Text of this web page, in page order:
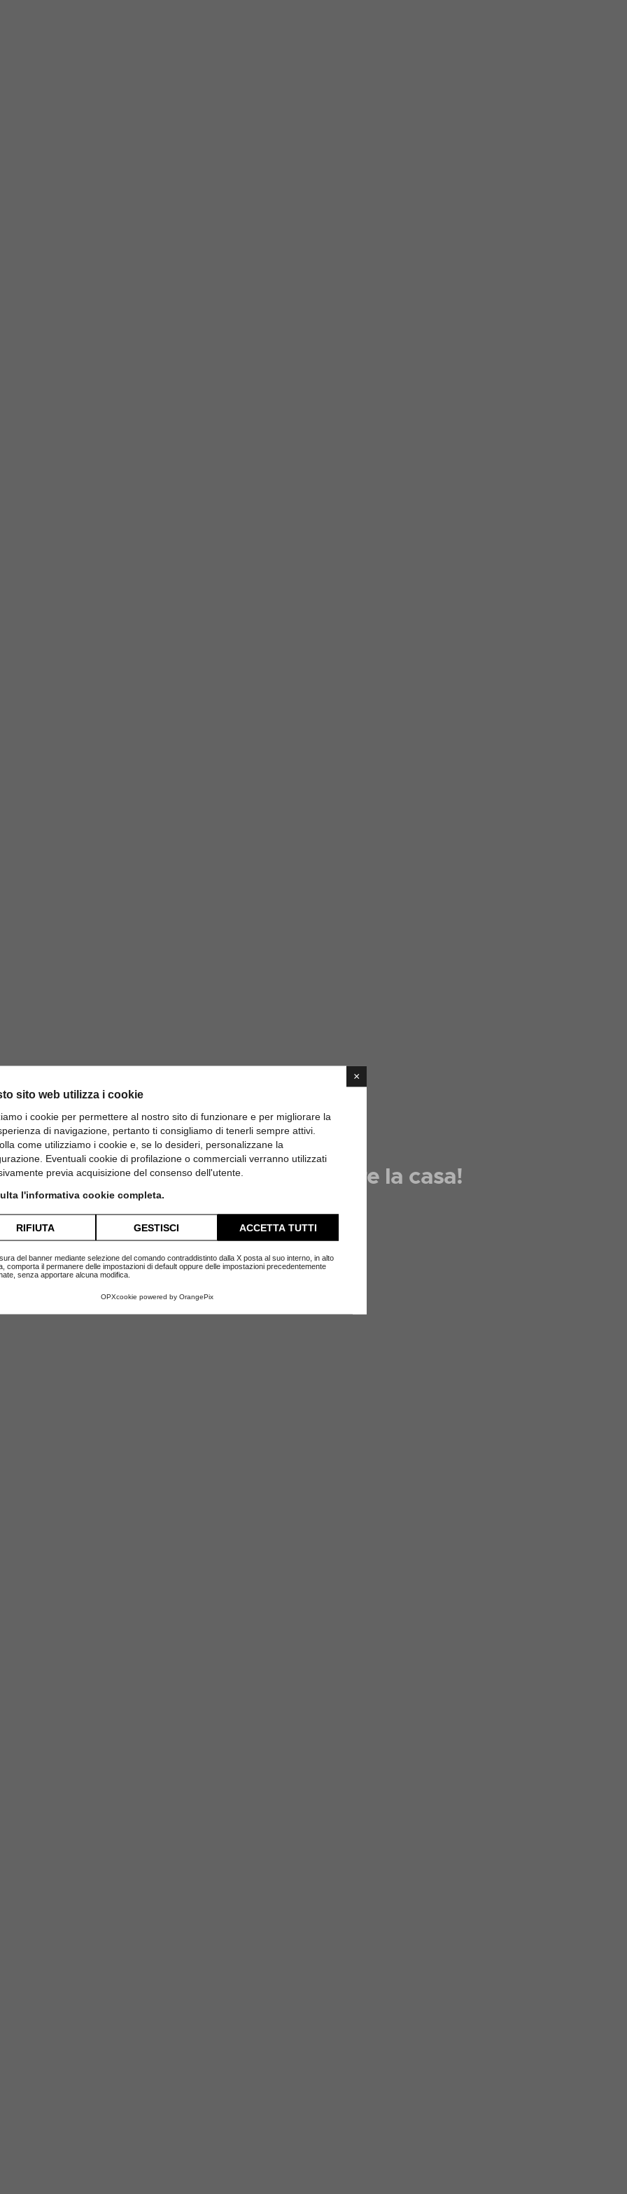
×
sito web utilizza i cookie
i cookie per permettere al nostro sito di funzionare e per migliorare la
di navigazione, pertanto ti consigliamo di tenerli sempre attivi.
come utilizziamo i cookie e, se lo desideri, personalizzane la
Eventuali cookie di profilazione o commerciali verranno utilizzati
previa acquisizione del consenso dell'utente.
l'informativa cookie completa.
RIFIUTA GESTISCI ACCETTA TUTTI
del banner mediante selezione del comando contraddistinto dalla X posta al suo interno, in alto
comporta il permanere delle impostazioni di default oppure delle impostazioni precedentemente
senza apportare alcuna modifica.
OPXcookie powered by OrangePix
e pesca: colori estivi per arredare la casa!